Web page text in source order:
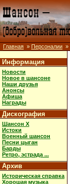
Главная » Персоналии »
Информация
Новости
Новое в шансоне
Наши друзья
Анонсы
Афиша
Награды
Дискография
Шансон X
Истоки
Военный шансон
Песни цыган
Барды
Ретро, эстрада ...
Архив
Историческая справка
Хорошая музыка